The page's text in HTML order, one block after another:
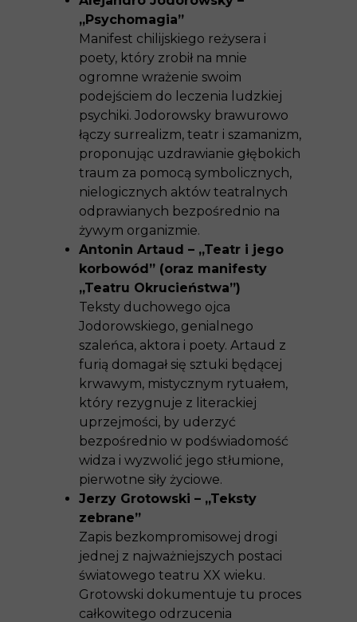
„Psychomagia”
Manifest chilijskiego reżysera i
poety, który zrobił na mnie
ogromne wrażenie swoim
podejściem do leczenia ludzkiej
psychiki. Jodorowsky brawurowo
łączy surrealizm, teatr i szamanizm,
proponując uzdrawianie głębokich
traum za pomocą symbolicznych,
nielogicznych aktów teatralnych
odprawianych bezpośrednio na
żywym organizmie.
Antonin Artaud – „Teatr i jego
korbowód” (oraz manifesty
„Teatru Okrucieństwa”)
Teksty duchowego ojca
Jodorowskiego, genialnego
szaleńca, aktora i poety. Artaud z
furią domagał się sztuki będącej
krwawym, mistycznym rytuałem,
który rezygnuje z literackiej
uprzejmości, by uderzyć
bezpośrednio w podświadomość
widza i wyzwolić jego stłumione,
pierwotne siły życiowe.
Jerzy Grotowski – „Teksty
zebrane”
Zapis bezkompromisowej drogi
jednej z najważniejszych postaci
światowego teatru XX wieku.
Grotowski dokumentuje tu proces
całkowitego odrzucenia